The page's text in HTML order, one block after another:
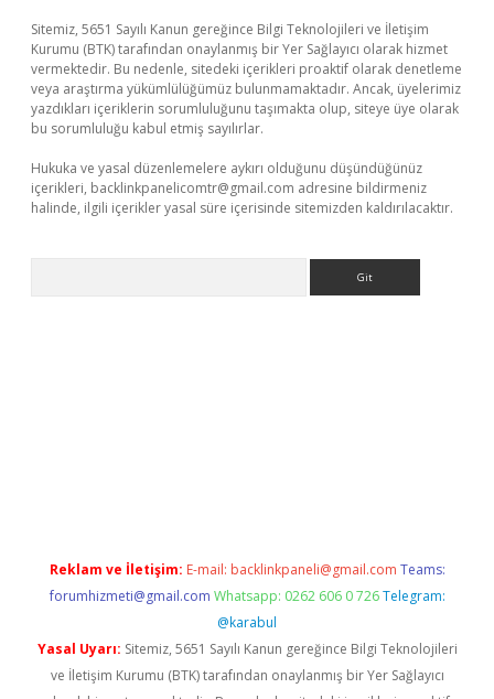
Sitemiz, 5651 Sayılı Kanun gereğince Bilgi Teknolojileri ve İletişim
Kurumu (BTK) tarafından onaylanmış bir Yer Sağlayıcı olarak hizmet
vermektedir. Bu nedenle, sitedeki içerikleri proaktif olarak denetleme
veya araştırma yükümlülüğümüz bulunmamaktadır. Ancak, üyelerimiz
yazdıkları içeriklerin sorumluluğunu taşımakta olup, siteye üye olarak
bu sorumluluğu kabul etmiş sayılırlar.
Hukuka ve yasal düzenlemelere aykırı olduğunu düşündüğünüz
içerikleri, backlinkpanelicomtr@gmail.com adresine bildirmeniz
halinde, ilgili içerikler yasal süre içerisinde sitemizden kaldırılacaktır.
Reklam ve İletişim: E-mail: backlinkpaneli@gmail.com Teams:
forumhizmeti@gmail.com Whatsapp: 0262 606 0 726 Telegram:
@karabul
Yasal Uyarı: Sitemiz, 5651 Sayılı Kanun gereğince Bilgi Teknolojileri
ve İletişim Kurumu (BTK) tarafından onaylanmış bir Yer Sağlayıcı